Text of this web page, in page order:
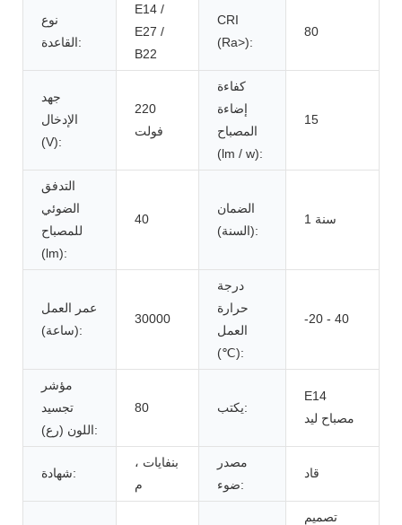
نوع
القاعدة:
E14 /
E27 /
B22
CRI
(Ra>):
80
جهد
الإدخال
(V):
220
فولت
كفاءة
إضاءة
المصباح
(lm / w):
15
التدفق
الضوئي
للمصباح
(lm):
40
الضمان
(السنة):
1 سنة
عمر العمل
(ساعة):
30000
درجة
حرارة
العمل
(℃):
-20 - 40
مؤشر
تجسيد
اللون (رع):
80 يكتب:
E14
مصباح ليد
شهادة:
بنفايات ،
م
مصدر
ضوء:
قاد
تصميم